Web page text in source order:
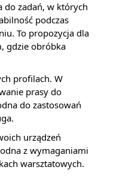
do zadań, w których
podczas
To propozycja dla
gdzie obróbka
profilach. W
prasy do
do zastosowań
urządzeń
z wymaganiami
warsztatowych.